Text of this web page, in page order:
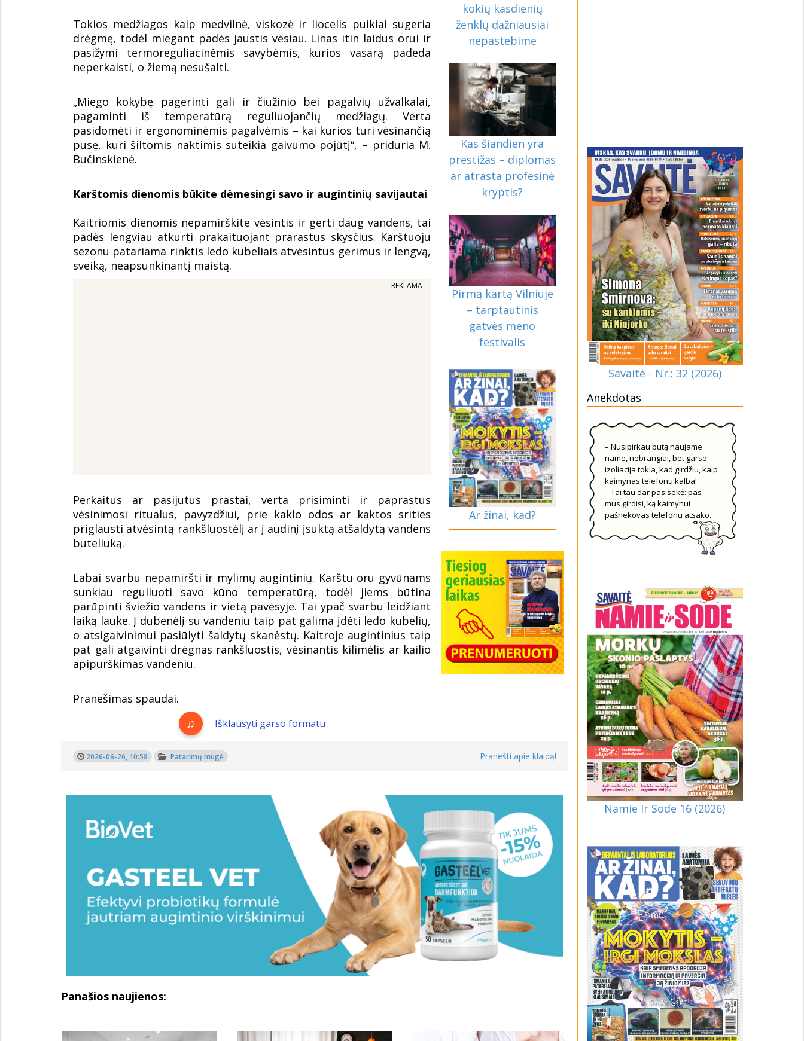
Tokios medžiagos kaip medvilnė, viskozė ir liocelis puikiai sugeria
drėgmę, todėl miegant padės jaustis vėsiau. Linas itin laidus orui ir
pasižymi termoreguliacinėmis savybėmis, kurios vasarą padeda
neperkaisti, o žiemą nesušalti.
„Miego kokybę pagerinti gali ir čiužinio bei pagalvių užvalkalai,
pagaminti iš temperatūrą reguliuojančių medžiagų. Verta
pasidomėti ir ergonominėmis pagalvėmis – kai kurios turi vėsinančią
pusę, kuri šiltomis naktimis suteikia gaivumo pojūtį“, – priduria M.
Bučinskienė.
Karštomis dienomis būkite dėmesingi savo ir augintinių savijautai
Kaitriomis dienomis nepamirškite vėsintis ir gerti daug vandens, tai
padės lengviau atkurti prakaituojant prarastus skysčius. Karštuoju
sezonu patariama rinktis ledo kubeliais atvėsintus gėrimus ir lengvą,
sveiką, neapsunkinantį maistą.
REKLAMA
Perkaitus ar pasijutus prastai, verta prisiminti ir paprastus
vėsinimosi ritualus, pavyzdžiui, prie kaklo odos ar kaktos srities
priglausti atvėsintą rankšluostėlį ar į audinį įsuktą atšaldytą vandens
buteliuką.
Labai svarbu nepamiršti ir mylimų augintinių. Karštu oru gyvūnams
sunkiau reguliuoti savo kūno temperatūrą, todėl jiems būtina
parūpinti šviežio vandens ir vietą pavėsyje. Tai ypač svarbu leidžiant
laiką lauke. Į dubenėlį su vandeniu taip pat galima įdėti ledo kubelių,
o atsigaivinimui pasiūlyti šaldytų skanėstų. Kaitroje augintinius taip
pat gali atgaivinti drėgnas rankšluostis, vėsinantis kilimėlis ar kailio
apipurškimas vandeniu.
Pranešimas spaudai.
Išklausyti garso formatu
kokių kasdienių
ženklų dažniausiai
nepastebime
Kas šiandien yra
prestižas – diplomas
ar atrasta profesinė
kryptis?
Pirmą kartą Vilniuje
– tarptautinis
gatvės meno
festivalis
Ar žinai, kad?
2026-06-26, 10:58 Patarimų mugė Pranešti apie klaidą!
Panašios naujienos:
Savaitė - Nr.: 32 (2026)
Anekdotas
– Nusipirkau butą naujame
name, nebrangiai, bet garso
izoliacija tokia, kad girdžiu, kaip
kaimynas telefonu kalba!
– Tai tau dar pasisekė: pas
mus girdisi, ką kaimynui
pašnekovas telefonu atsako.
Namie Ir Sode 16 (2026)